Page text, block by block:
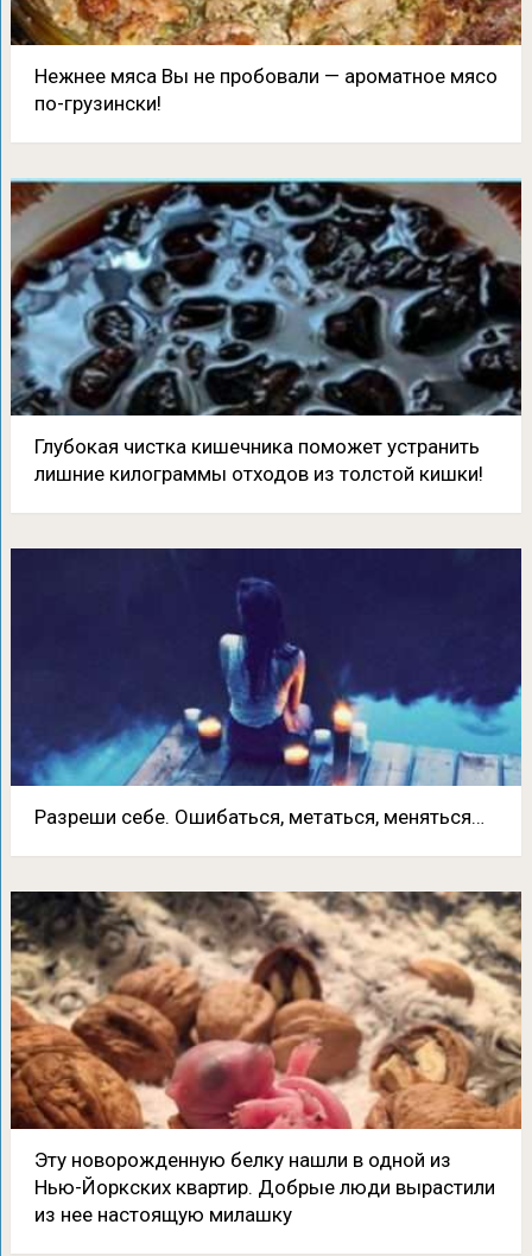
Нежнее мяса Вы не пробовали — ароматное мясо
по-грузински!
Глубокая чистка кишечника поможет устранить
лишние килограммы отходов из толстой кишки!
Разреши себе. Ошибаться, метаться, меняться…
Эту новорожденную белку нашли в одной из
Нью-Йоркских квартир. Добрые люди вырастили
из нее настоящую милашку